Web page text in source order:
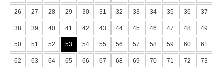
26 27 28 29 30 31 32 33 34 35 36 37
38 39 40 41 42 43 44 45 46 47 48 49
50 51 52 53 54 55 56 57 58 59 60 61
62 63 64 65 66 67 68 69 70 71 72 73